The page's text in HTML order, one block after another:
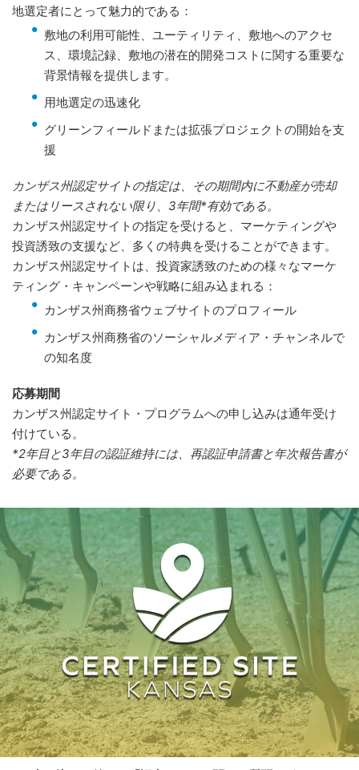
地選定者にとって魅力的である：
敷地の利用可能性、ユーティリティ、敷地へのアクセ
ス、環境記録、敷地の潜在的開発コストに関する重要な
背景情報を提供します。
用地選定の迅速化
グリーンフィールドまたは拡張プロジェクトの開始を支
援
カンザス州認定サイトの指定は、その期間内に不動産が売却
またはリースされない限り、3年間*有効である。
カンザス州認定サイトの指定を受けると、マーケティングや
投資誘致の支援など、多くの特典を受けることができます。
カンザス州認定サイトは、投資家誘致のための様々なマーケ
ティング・キャンペーンや戦略に組み込まれる：
カンザス州商務省ウェブサイトのプロフィール
カンザス州商務省のソーシャルメディア・チャンネルで
の知名度
応募期間
カンザス州認定サイト・プログラムへの申し込みは通年受け
付けている。
*2年目と3年目の認証維持には、再認証申請書と年次報告書が
必要である。